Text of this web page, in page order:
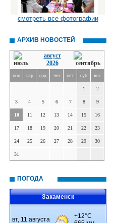
смотреть все фотографии
АРХИВ НОВОСТЕЙ
август
2026
пон втр срд чет пят суб вск
1 2
3 4 5 6 7 8 9
10 11 12 13 14 15 16
17 18 19 20 21 22 23
24 25 26 27 28 29 30
31
ПОГОДА
Закаменск